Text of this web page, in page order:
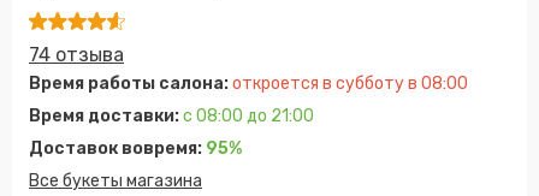
74 отзыва
Время работы салона:откроется в субботу в 08:00
Время доставки:с 08:00 до 21:00
Доставок вовремя: 95%
Все букеты магазина